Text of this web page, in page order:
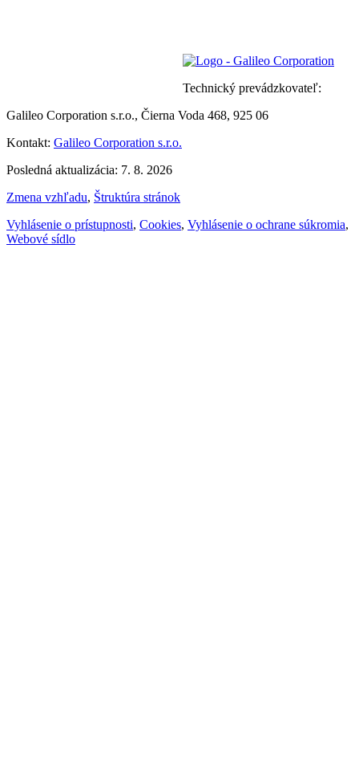
Technický prevádzkovateľ:
Galileo Corporation s.r.o., Čierna Voda 468, 925 06
Kontakt: Galileo Corporation s.r.o.
Posledná aktualizácia: 7. 8. 2026
Zmena vzhľadu, Štruktúra stránok
Vyhlásenie o prístupnosti, Cookies, Vyhlásenie o ochrane súkromia,
Webové sídlo